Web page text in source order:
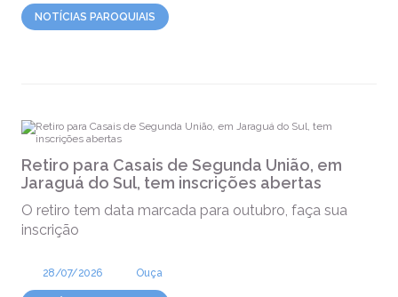
NOTÍCIAS PAROQUIAIS
Retiro para Casais de Segunda União, em
Jaraguá do Sul, tem inscrições abertas
O retiro tem data marcada para outubro, faça sua
inscrição
28/07/2026 Ouça